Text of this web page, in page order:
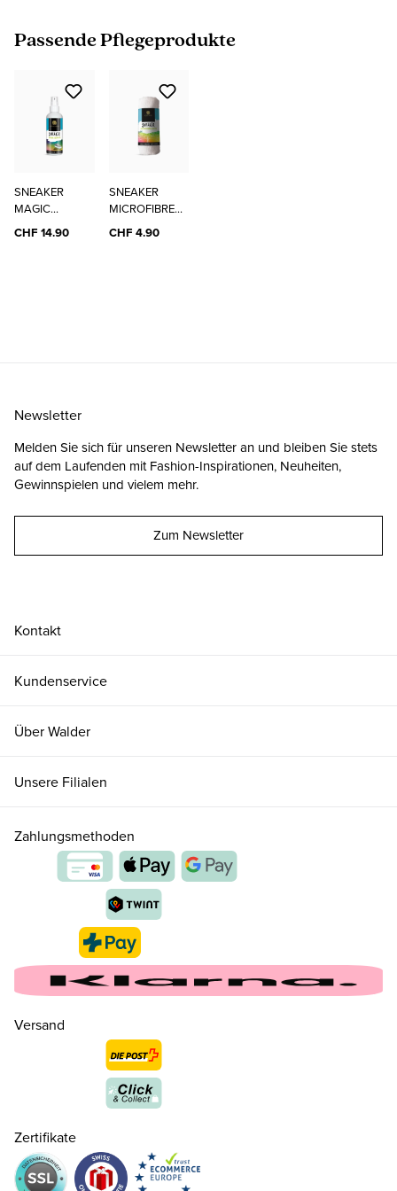
Produktgalerie überspringen
Passende Pflegeprodukte
SNEAKER
MAGIC
CLEANER
CHF 14.90
SNEAKER
MICROFIBRE
CLOTH
CHF 4.90
Kontakt
Kundenservice
Über Walder
Unsere Filialen
Newsletter
Melden Sie sich für unseren Newsletter an und bleiben Sie stets
auf dem Laufenden mit Fashion-Inspirationen, Neuheiten,
Gewinnspielen und vielem mehr.
Zum Newsletter
Zahlungsmethoden
Versand
Zertifikate